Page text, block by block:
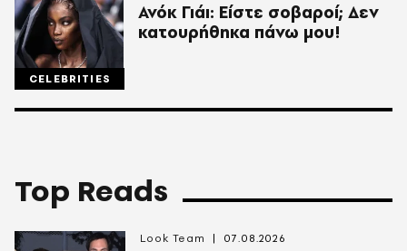
CELEBRITIES
Ανόκ Γιάι: Είστε σοβαροί; Δεν
κατουρήθηκα πάνω μου!
Top Reads
Look Team 07.08.2026